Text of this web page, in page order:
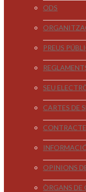
ODS
PREUS
SEU
CARTES DE
OPINIONS
ÒRGANS DE